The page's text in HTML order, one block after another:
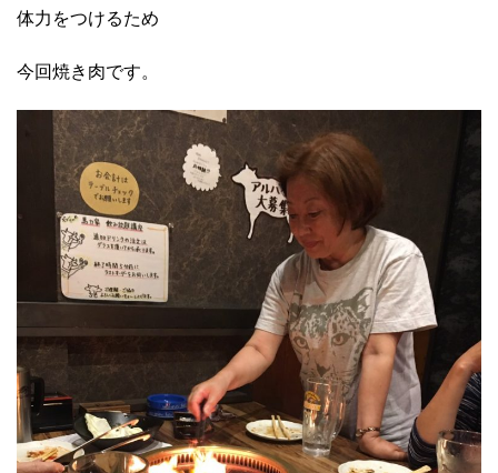
体力をつけるため
今回焼き肉です。